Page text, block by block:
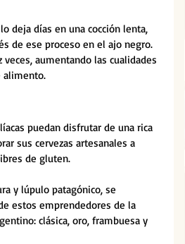
deja días en una cocción lenta,
de ese proceso en el ajo negro.
aumentando las cualidades
alimento.
puedan disfrutar de una rica
sus cervezas artesanales a
de gluten.
y lúpulo patagónico, se
estos emprendedores de la
clásica, oro, frambuesa y